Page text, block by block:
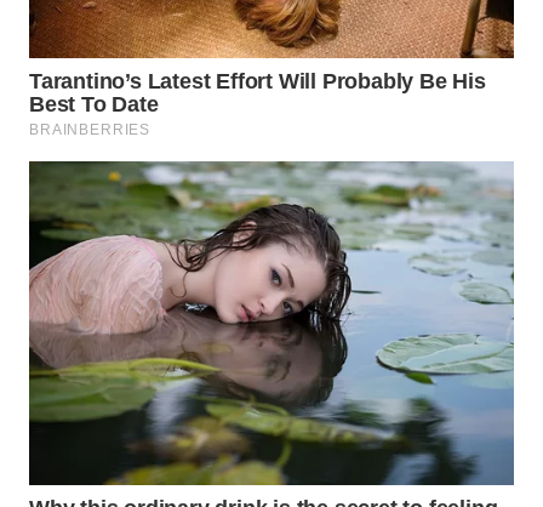
WN
TAPANULI
TENGAH
WN DELI
SERDANG
WN
TEBING
TINGGI
WN
PAKPAK
KARAWANG